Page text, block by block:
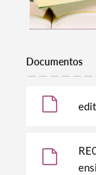
Termo de
Documentos